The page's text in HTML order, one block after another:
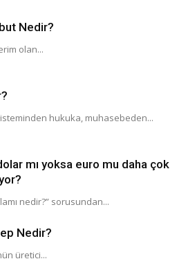
Nedir?
olan...
hukuka, muhasebeden...
mı yoksa euro mu daha çok
nedir?” sorusundan...
Nedir?
üretici...